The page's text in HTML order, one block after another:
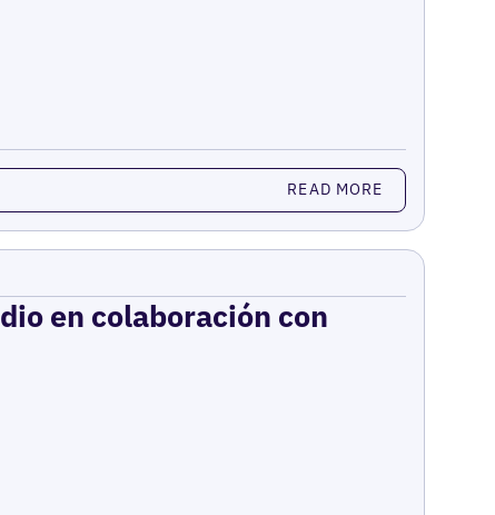
READ MORE
en colaboración con